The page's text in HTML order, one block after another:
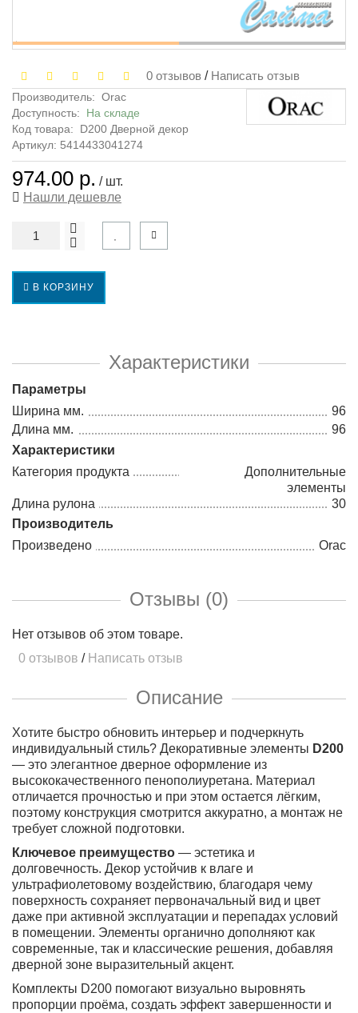
0 отзывов / Написать отзыв
Производитель: Orac
Доступность: На складе
Код товара:
D200 Дверной декор
Артикул: 5414433041274
974.00 р. / шт.
Нашли дешевле
В КОРЗИНУ
Характеристики
Параметры
Ширина мм.
96
Длина мм.
96
Характеристики
Категория продукта
Дополнительные
элементы
Длина рулона
30
Производитель
Произведено
Orac
Отзывы (0)
Нет отзывов об этом товаре.
0 отзывов / Написать отзыв
Описание
Хотите быстро обновить интерьер и подчеркнуть
индивидуальный стиль? Декоративные элементы D200
— это элегантное дверное оформление из
высококачественного пенополиуретана. Материал
отличается прочностью и при этом остается лёгким,
поэтому конструкция смотрится аккуратно, а монтаж не
требует сложной подготовки.
Ключевое преимущество — эстетика и
долговечность. Декор устойчив к влаге и
ультрафиолетовому воздействию, благодаря чему
поверхность сохраняет первоначальный вид и цвет
даже при активной эксплуатации и перепадах условий
в помещении. Элементы органично дополняют как
современные, так и классические решения, добавляя
дверной зоне выразительный акцент.
Комплекты D200 помогают визуально выровнять
пропорции проёма, создать эффект завершенности и